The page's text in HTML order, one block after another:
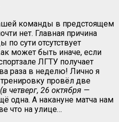
команды в предстоящем
нет. Главная причина
по сути отсутствует
может быть иначе, если
ЛГТУ получает
раза в неделю! Лично я
провёл две
(в четверг, 26 октября —
одна. А накануне матча нам
что на улице…